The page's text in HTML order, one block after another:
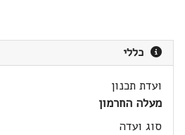
כללי
ועדת תכנון
מעלה החרמון
סוג ועדה